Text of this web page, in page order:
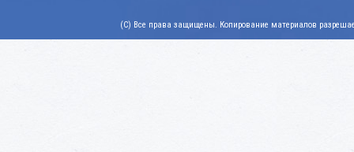
(C) Все права защищены. Копирование материалов